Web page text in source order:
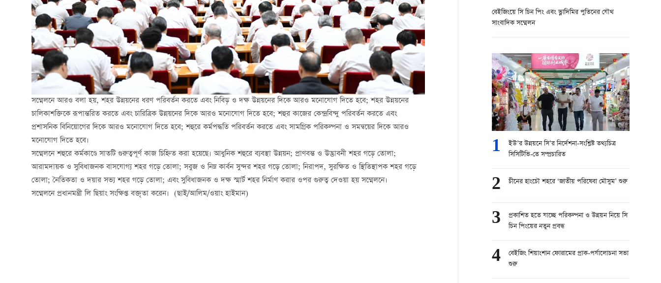
সম্মেলনে আরও বলা হয়, শহর উন্নয়নের ধরণ পরিবর্তন করতে এবং নিবিড় ও দক্ষ উন্নয়নের দিকে আরও মনোযোগ দিতে হবে; শহর উন্নয়নের
চালিকাশক্তিকে রূপান্তরিত করতে এবং চারিত্রিক উন্নয়নের দিকে আরও মনোযোগ দিতে হবে; শহুর কাজের কেন্দ্রবিন্দু পরিবর্তন করতে এবং
প্রশাসনিক বিনিয়োগের দিকে আরও মনোযোগ দিতে হবে; শহুরে কর্মপদ্ধতি পরিবর্তন করতে এবং সামগ্রিক পরিকল্পনা ও সমন্বয়ের দিকে আরও
মনোযোগ দিতে হবে।
সম্মেলনে শহুরে কর্মকাণ্ডে সাতটি গুরুত্বপূর্ণ কাজ চিহ্নিত করা হয়েছে। আধুনিক শহুরে ব্যবস্থা উন্নয়ন; প্রাণবন্ত ও উদ্ভাবনী শহর গড়ে তোলা;
আরামদায়ক ও সুবিধাজনক বাসযোগ্য শহর গড়ে তোলা; সবুজ ও নিম্ন কার্বন সুন্দর শহর গড়ে তোলা; নিরাপদ, সুরক্ষিত ও স্থিতিস্থাপক শহর গড়ে
তোলা; নৈতিকতা ও দয়ার সভ্য শহর গড়ে তোলা; এবং সুবিধাজনক ও দক্ষ স্মার্ট শহর নির্মাণ করার ওপর গুরুত্ব দেওয়া হয় সম্মেলনে।
সম্মেলনে প্রধানমন্ত্রী লি ছিয়াং সংক্ষিপ্ত বক্তৃতা করেন। (ছাই/আলিম/ওয়াং হাইমান)
বেইজিংয়ে সি চিন পিং এবং ভ্লাদিমির পুতিনের যৌথ
সাংবাদিক সম্মেলন
1
ইউ’র উন্নয়নে সি’র নির্দেশনা-সংশ্লিষ্ট তথ্যচিত্র
সিসিটিভি-তে সম্প্রচারিত
2 চীনের হাংচৌ শহরে ‘জাতীয় পরিষেবা মৌসুম’ শুরু
3
প্রকাশিত হতে যাচ্ছে পরিকল্পনা ও উন্নয়ন নিয়ে সি
চিন পিংয়ের নতুন প্রবন্ধ
4
বেইজিং শিয়াংশান ফোরামের প্রাক-পর্যালোচনা সভা
শুরু